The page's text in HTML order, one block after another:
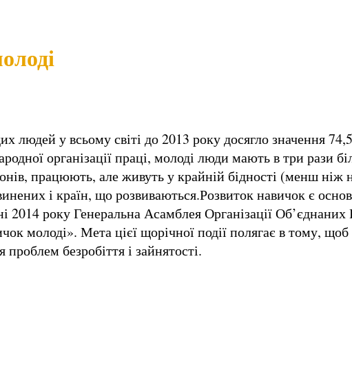
людей у всьому світі до 2013 року досягло значення
організації праці, молоді люди мають в три рази
працюють, але живуть у крайній бідності (менш ніж
і країн, що розвиваються.Розвиток навичок є
2014 року Генеральна Асамблея Організації
молоді». Мета цієї щорічної події полягає в тому,
безробіття і зайнятості.